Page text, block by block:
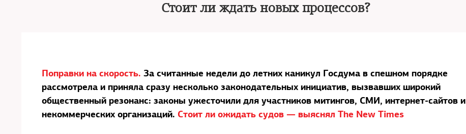
Стоит ли ждать новых процессов?
Поправки на скорость. За считанные недели до летних каникул Госдума в спешном порядке
рассмотрела и приняла сразу несколько законодательных инициатив, вызвавших широкий
общественный резонанс: законы ужесточили для участников митингов, СМИ, интернет-сайтов и
некоммерческих организаций. Стоит ли ожидать судов — выяснял The New Times